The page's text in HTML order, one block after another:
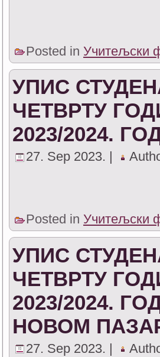
Posted in Учитељски
УПИС
ЧЕТВРТУ
2023/2024.
27. Sep 2023. |
Posted in Учитељски
УПИС
ЧЕТВРТУ
2023/2024.
НОВОМ
27. Sep 2023. |